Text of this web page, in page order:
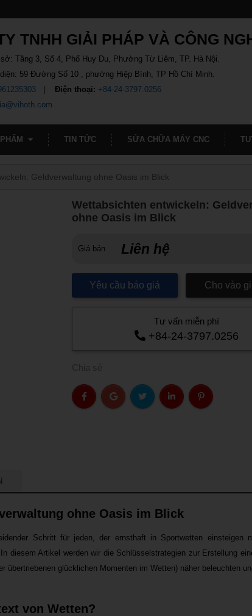
TNHH GIẢI PHÁP VÀ CÔNG
Tầng 3, Số 4, Phố Huy Du, Phường Từ Liêm, TP. Hà Nội.
59 Đường Số 10 , phường Hiệp Bình, TP Hồ Chí Minh.
Điện thoại: +84-24-3797.0256
TIN TỨC SỬA CHỮA MÁY CNC
Geldverwaltung ohne Oasis im Blick
Wettabsichten entwickeln:
ohne Oasis im Blick
Giá bán Liên hệ
Yêu cầu báo giá Cho vào
Tư vấn miễn phí
+84-24-3797.0256
ohne Oasis im Blick
Schritt für jeden, der ernsthaft in Sportwetten einsteigen
diesem Artikel werden wir die Schlüsselstrategien zur Erstellung
übertriebenen glücklichen Momenten im Wetten) näher beleuchten
von Wetten?